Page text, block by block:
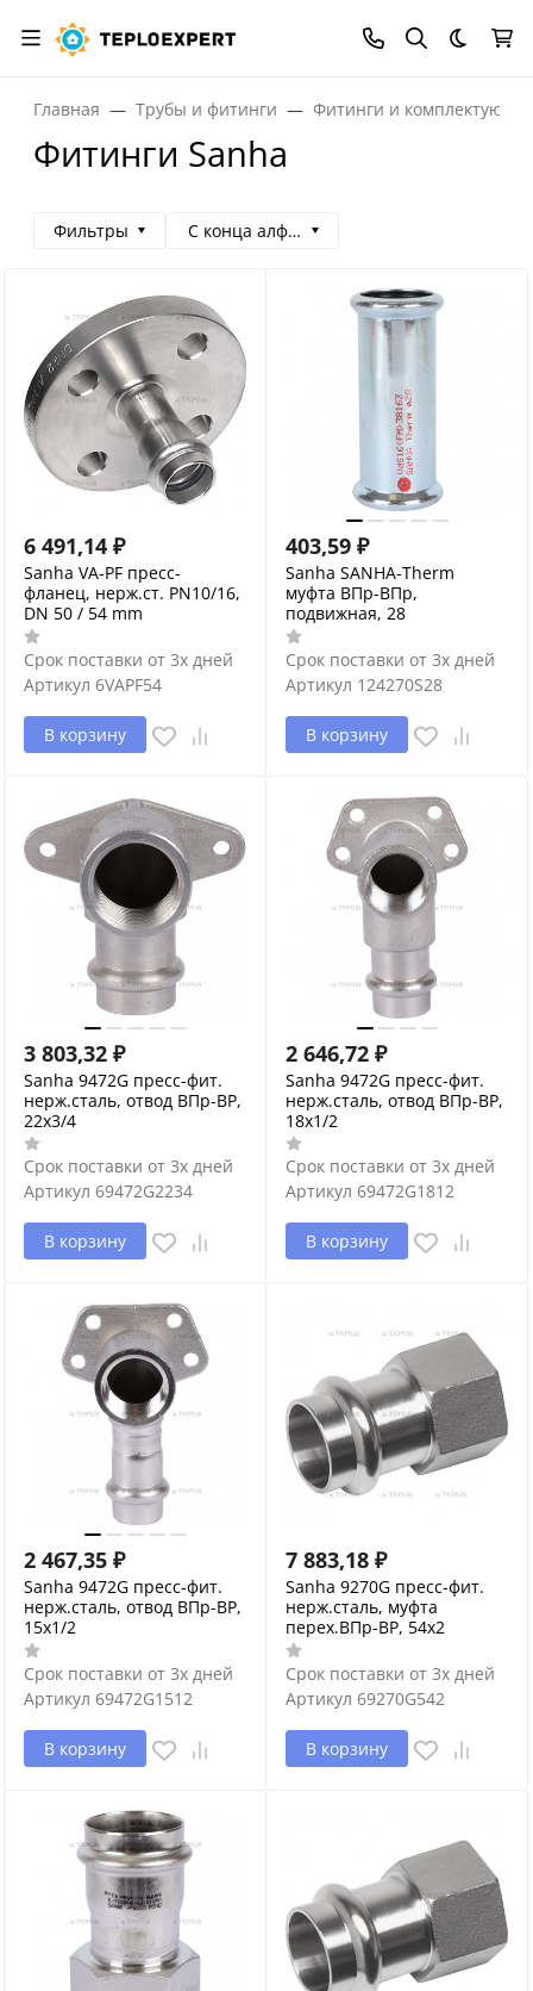
Темная
Главная Трубы и фитинги Фитинги и
Фитинги Sanha
Фильтры С конца алфавита
6 491,14 ₽
Sanha VA-PF пресс-
фланец, нерж.ст. PN10/16,
DN 50 / 54 mm
Срок поставки от 3х дней
Артикул 6VAPF54
В корзину
403,59 ₽
Sanha SANHA-Therm
муфта ВПр-ВПр,
подвижная, 28
Срок поставки от 3х дней
Артикул 124270S28
В корзину
3 803,32 ₽
Sanha 9472G пресс-фит.
нерж.сталь, отвод ВПр-ВР,
22x3/4
Срок поставки от 3х дней
Артикул 69472G2234
В корзину
2 646,72 ₽
Sanha 9472G пресс-фит.
нерж.сталь, отвод ВПр-ВР,
18x1/2
Срок поставки от 3х дней
Артикул 69472G1812
В корзину
2 467,35 ₽
Sanha 9472G пресс-фит.
нерж.сталь, отвод ВПр-ВР,
15x1/2
Срок поставки от 3х дней
Артикул 69472G1512
В корзину
7 883,18 ₽
Sanha 9270G пресс-фит.
нерж.сталь, муфта
перех.ВПр-ВР, 54x2
Срок поставки от 3х дней
Артикул 69270G542
В корзину